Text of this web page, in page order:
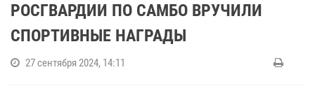
РОСГВАРДИИ ПО САМБО ВРУЧИЛИ
СПОРТИВНЫЕ НАГРАДЫ
27 сентября 2024, 14:11